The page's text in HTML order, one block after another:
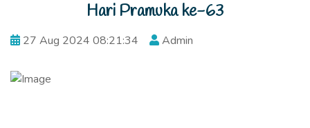
Hari Pramuka ke-63
27 Aug 2024 08:21:34 Admin